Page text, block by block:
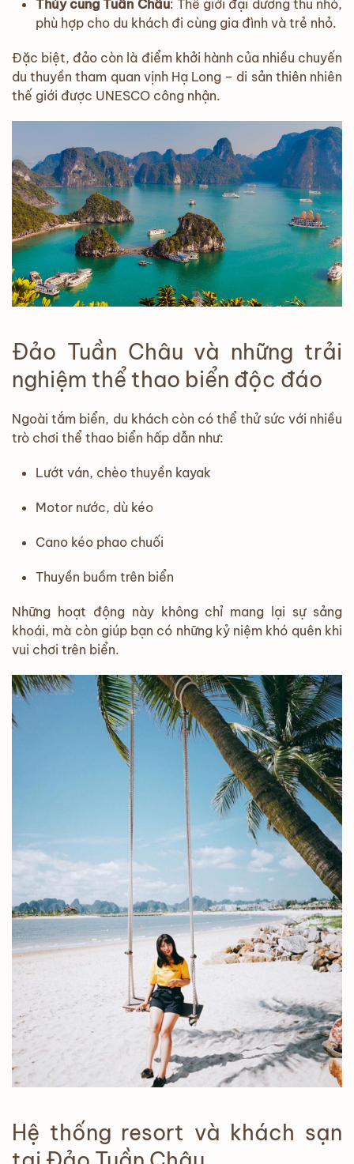
Thủy cung Tuần Châu: Thế giới đại dương thu nhỏ,
phù hợp cho du khách đi cùng gia đình và trẻ nhỏ.
Đặc biệt, đảo còn là điểm khởi hành của nhiều chuyến
du thuyền tham quan vịnh Hạ Long – di sản thiên nhiên
thế giới được UNESCO công nhận.
Đảo Tuần Châu và những trải
nghiệm thể thao biển độc đáo
Ngoài tắm biển, du khách còn có thể thử sức với nhiều
trò chơi thể thao biển hấp dẫn như:
Lướt ván, chèo thuyền kayak
Motor nước, dù kéo
Cano kéo phao chuối
Thuyền buồm trên biển
Những hoạt động này không chỉ mang lại sự sảng
khoái, mà còn giúp bạn có những kỷ niệm khó quên khi
vui chơi trên biển.
Hệ thống resort và khách sạn